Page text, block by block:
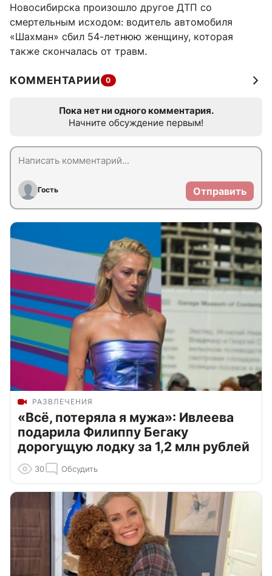
Новосибирска произошло другое ДТП со
смертельным исходом: водитель автомобиля
«Шахман» сбил 54-летнюю женщину, которая
также скончалась от травм.
КОММЕНТАРИИ 0
Пока нет ни одного комментария.
Начните обсуждение первым!
Гость Отправить
РАЗВЛЕЧЕНИЯ
«Всё, потеряла я мужа»: Ивлеева
подарила Филиппу Бегаку
дорогущую лодку за 1,2 млн рублей
30 Обсудить